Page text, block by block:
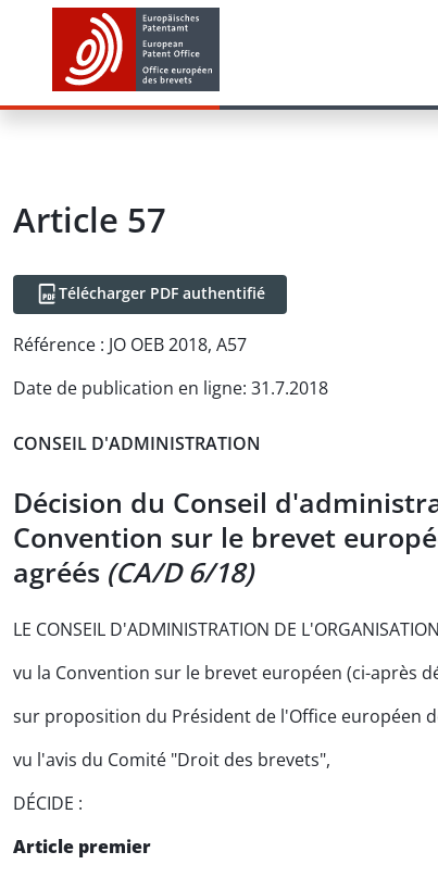
Article 57
Télécharger PDF authentifié
Référence : JO OEB 2018, A57
Date de publication en ligne: 31.7.2018
CONSEIL D'ADMINISTRATION
Décision du Conseil
Convention sur le brevet
agréés (CA/D 6/18)
LE CONSEIL D'ADMINISTRATION DE
vu la Convention sur le brevet européen (ci-après
sur proposition du Président de l'Office européen
vu l'avis du Comité "Droit des brevets",
DÉCIDE :
Article premier